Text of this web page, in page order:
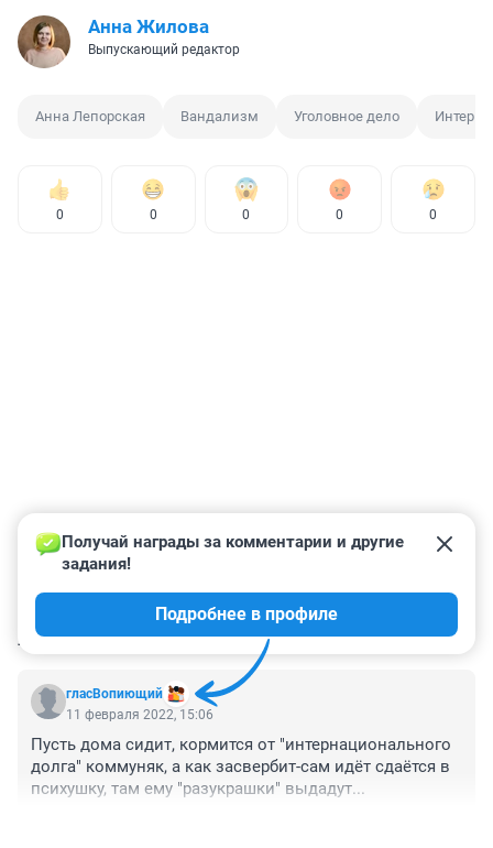
Анна Жилова
Выпускающий редактор
Анна Лепорская Вандализм Уголовное дело
0 0 0 0 0
КОММЕНТАРИИ 1
гласВопиющий
Получай награды за комментарии и другие
задания!
Подробнее в профиле
11 февраля 2022, 15:06
Пусть дома сидит, кормится от "интернационального
долга" коммуняк, а как засвербит-сам идёт сдаётся в
психушку, там ему "разукрашки" выдадут...